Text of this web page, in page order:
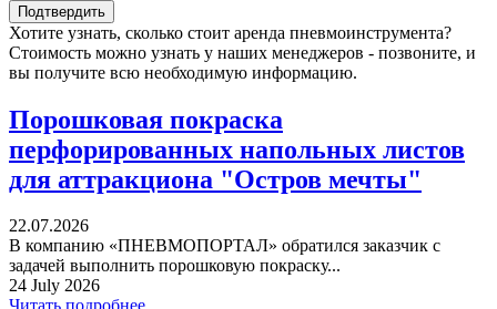
Хотите узнать, сколько стоит аренда пневмоинструмента?
Стоимость можно узнать у наших менеджеров - позвоните, и
вы получите всю необходимую информацию.
Порошковая покраска
перфорированных напольных листов
для аттракциона "Остров мечты"
22.07.2026
В компанию «ПНЕВМОПОРТАЛ» обратился заказчик с
задачей выполнить порошковую покраску...
24 July 2026